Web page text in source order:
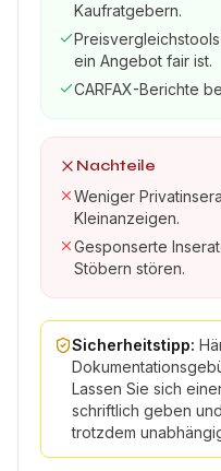
Kaufratgebern.
ein Angebot fair ist.
CARFAX-Berichte
Nachteile
Weniger
Kleinanzeigen.
Gesponserte
Stöbern stören.
Sicherheitstipp:
Lassen Sie sich
schriftlich geben
trotzdem